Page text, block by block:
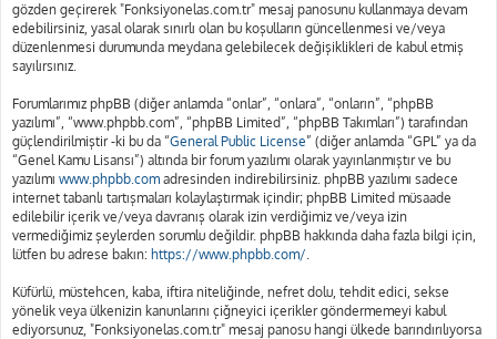
gözden geçirerek "Fonksiyonelas.com.tr" mesaj panosunu kullanmaya devam
edebilirsiniz, yasal olarak sınırlı olan bu koşulların güncellenmesi ve/veya
düzenlenmesi durumunda meydana gelebilecek değişiklikleri de kabul etmiş
sayılırsınız.
Forumlarımız phpBB (diğer anlamda “onlar”, “onlara”, “onların”, “phpBB
yazılımı”, “www.phpbb.com”, “phpBB Limited”, “phpBB Takımları”) tarafından
güçlendirilmiştir -ki bu da “General Public License” (diğer anlamda “GPL” ya da
“Genel Kamu Lisansı”) altında bir forum yazılımı olarak yayınlanmıştır ve bu
yazılımı www.phpbb.com adresinden indirebilirsiniz. phpBB yazılımı sadece
internet tabanlı tartışmaları kolaylaştırmak içindir; phpBB Limited müsaade
edilebilir içerik ve/veya davranış olarak izin verdiğimiz ve/veya izin
vermediğimiz şeylerden sorumlu değildir. phpBB hakkında daha fazla bilgi için,
lütfen bu adrese bakın: https://www.phpbb.com/.
Küfürlü, müstehcen, kaba, iftira niteliğinde, nefret dolu, tehdit edici, sekse
yönelik veya ülkenizin kanunlarını çiğneyici içerikler göndermemeyi kabul
ediyorsunuz, "Fonksiyonelas.com.tr" mesaj panosu hangi ülkede barındırılıyorsa